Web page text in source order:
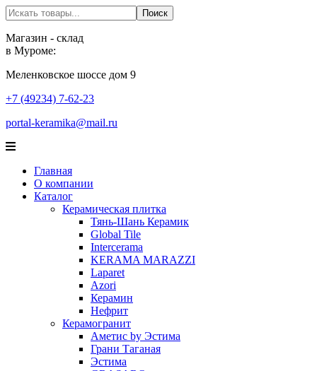
Поиск Поиск
Магазин - склад
в Муроме:
Меленковское шоссе дом 9
+7 (49234) 7-62-23
portal-keramika@mail.ru
Главная
О компании
Каталог
Керамическая плитка
Тянь-Шань Керамик
Global Tile
Intercerama
KERAMA MARAZZI
Laparet
Аzori
Керамин
Нефрит
Керамогранит
Аметис by Эстима
Грани Таганая
Эстима